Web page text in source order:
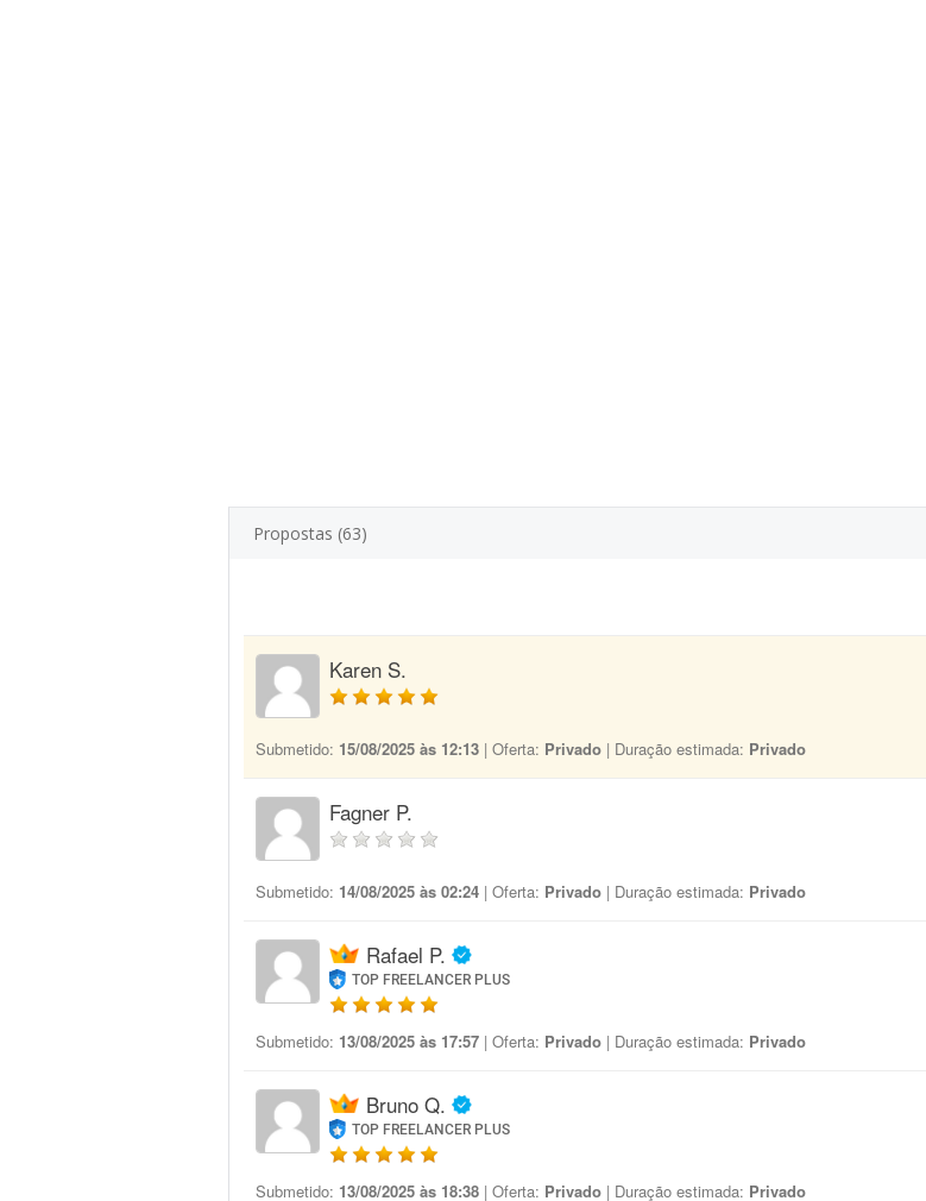
Propostas (63)
Karen S.
Submetido: 15/08/2025 às 12:13 | Oferta: Privado | Duração estimada: Privado
Fagner P.
Submetido: 14/08/2025 às 02:24 | Oferta: Privado | Duração estimada: Privado
Rafael P.
TOP FREELANCER PLUS
Submetido: 13/08/2025 às 17:57 | Oferta: Privado | Duração estimada: Privado
Bruno Q.
TOP FREELANCER PLUS
Submetido: 13/08/2025 às 18:38 | Oferta: Privado | Duração estimada: Privado